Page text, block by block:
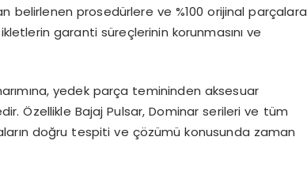
belirlenen prosedürlere ve %100 orijinal parçalara
garanti süreçlerinin korunmasını ve
yedek parça temininden aksesuar
Özellikle Bajaj Pulsar, Dominar serileri ve tüm
doğru tespiti ve çözümü konusunda zaman